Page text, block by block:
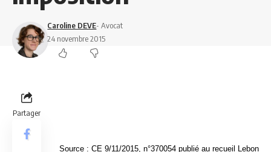
Caroline DEVE- Avocat
24 novembre 2015
Partager
Source : CE 9/11/2015, n°370054 publié au recueil Lebon